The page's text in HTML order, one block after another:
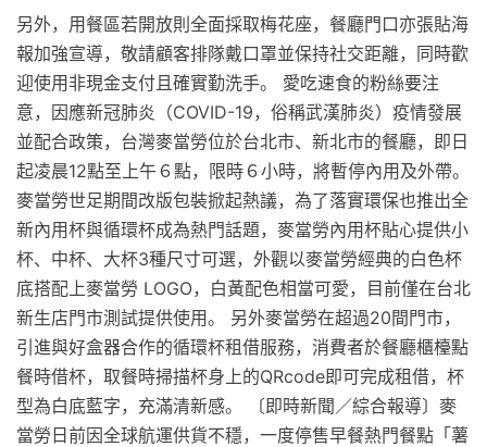
另外，用餐區若開放則全面採取梅花座，餐廳門口亦張貼海
報加強宣導，敬請顧客排隊戴口罩並保持社交距離，同時歡
迎使用非現金支付且確實勤洗手。 愛吃速食的粉絲要注
意，因應新冠肺炎（COVID-19，俗稱武漢肺炎）疫情發展
並配合政策，台灣麥當勞位於台北市、新北市的餐廳，即日
起凌晨12點至上午６點，限時６小時，將暫停內用及外帶。
麥當勞世足期間改版包裝掀起熱議，為了落實環保也推出全
新內用杯與循環杯成為熱門話題，麥當勞內用杯貼心提供小
杯、中杯、大杯3種尺寸可選，外觀以麥當勞經典的白色杯
底搭配上麥當勞 LOGO，白黃配色相當可愛，目前僅在台北
新生店門市測試提供使用。 另外麥當勞在超過20間門市，
引進與好盒器合作的循環杯租借服務，消費者於餐廳櫃檯點
餐時借杯，取餐時掃描杯身上的QRcode即可完成租借，杯
型為白底藍字，充滿清新感。 〔即時新聞／綜合報導〕麥
當勞日前因全球航運供貨不穩，一度停售早餐熱門餐點「薯